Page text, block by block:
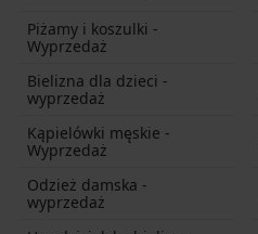
Piżamy i koszulki -
Wyprzedaż
Bielizna dla dzieci -
wyprzedaż
Kąpielówki męskie -
Wyprzedaż
Odzież damska -
wyprzedaż